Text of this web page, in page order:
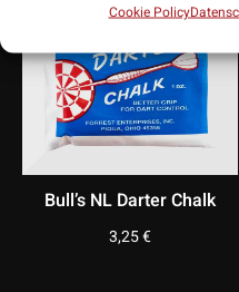
Cookie Policy
L-Style Gomu Shaft